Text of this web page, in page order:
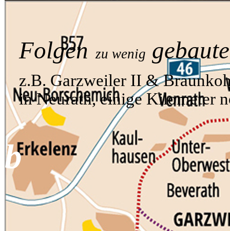
b
Folgen zu wenig
z.B. Garzweiler II &
in Neurath, einige Kilometer